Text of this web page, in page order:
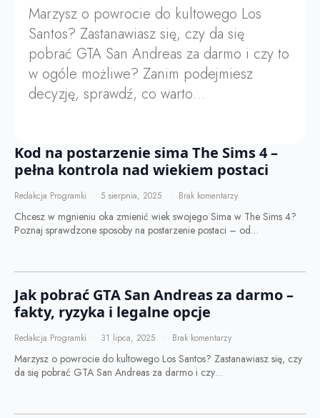
Marzysz o powrocie do kultowego Los
Santos? Zastanawiasz się, czy da się
pobrać GTA San Andreas za darmo i czy to
w ogóle możliwe? Zanim podejmiesz
decyzję, sprawdź, co warto…
Kod na postarzenie sima The Sims 4 –
pełna kontrola nad wiekiem postaci
Redakcja Programki 5 sierpnia, 2025 Brak komentarzy
Chcesz w mgnieniu oka zmienić wiek swojego Sima w The Sims 4?
Poznaj sprawdzone sposoby na postarzenie postaci – od…
Jak pobrać GTA San Andreas za darmo –
fakty, ryzyka i legalne opcje
Redakcja Programki 31 lipca, 2025 Brak komentarzy
Marzysz o powrocie do kultowego Los Santos? Zastanawiasz się, czy
da się pobrać GTA San Andreas za darmo i czy…